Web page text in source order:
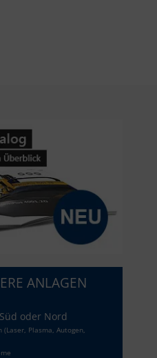
ANLAGEN
oder Nord
Plasma, Autogen,